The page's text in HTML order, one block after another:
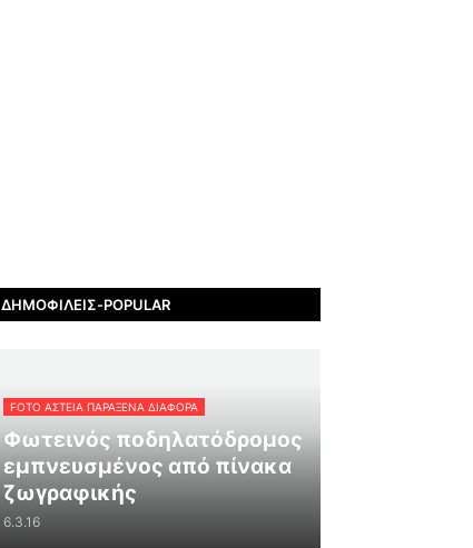
ΔΗΜΟΦΙΛΕΊΣ-POPULAR
FOTO ΑΣΤΕΙΑ ΠΑΡΑΞΕΝΑ ΔΙΑΦΟΡΑ
Φωτεινός ποδηλατόδρομος
εμπνευσμένος από πίνακα
ζωγραφικής
6.3.16